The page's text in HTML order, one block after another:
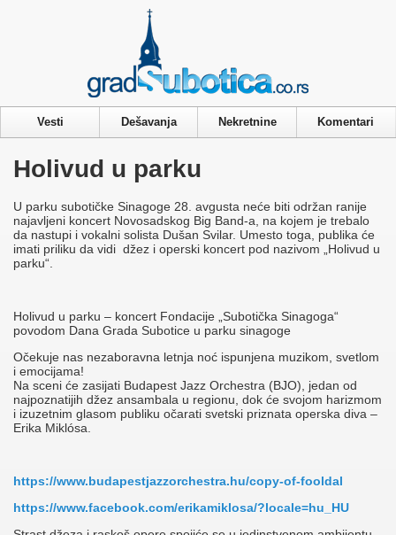
Vesti Dešavanja Nekretnine Komentari
Holivud u parku
U parku subotičke Sinagoge 28. avgusta neće biti održan ranije
najavljeni koncert Novosadskog Big Band-a, na kojem je trebalo
da nastupi i vokalni solista Dušan Svilar. Umesto toga, publika će
imati priliku da vidi džez i operski koncert pod nazivom „Holivud u
parku“.
Holivud u parku – koncert Fondacije „Subotička Sinagoga“
povodom Dana Grada Subotice u parku sinagoge
Očekuje nas nezaboravna letnja noć ispunjena muzikom, svetlom
i emocijama!
Na sceni će zasijati Budapest Jazz Orchestra (BJO), jedan od
najpoznatijih džez ansambala u regionu, dok će svojom harizmom
i izuzetnim glasom publiku očarati svetski priznata operska diva –
Erika Miklósa.
https://www.budapestjazzorchestra.hu/copy-of-fooldal
https://www.facebook.com/erikamiklosa/?locale=hu_HU
Privacy & Cookies Policy